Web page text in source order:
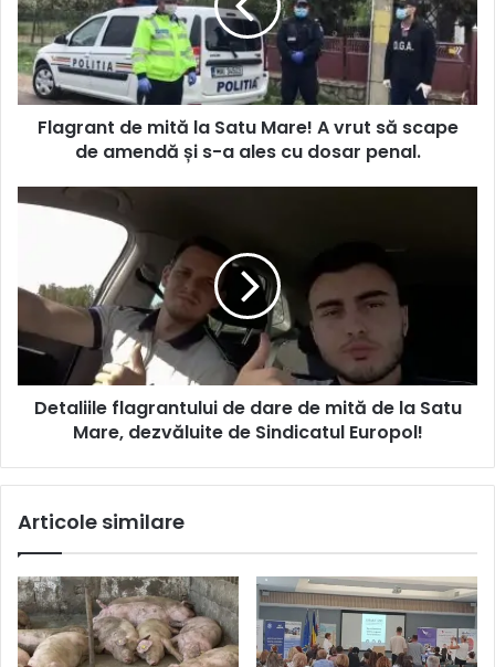
Flagrant de mită la Satu Mare! A vrut să scape
de amendă și s-a ales cu dosar penal.
Detaliile flagrantului de dare de mită de la Satu
Mare, dezvăluite de Sindicatul Europol!
Articole similare